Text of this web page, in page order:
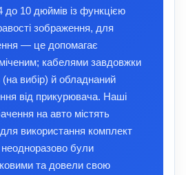
до 10 дюймів із функцією
зображення, для
— це допомагає
кабелями завдовжки
(на вибір) й обладнаний
від прикурювача. Наші
на авто містять
використання комплект
були
та довели свою